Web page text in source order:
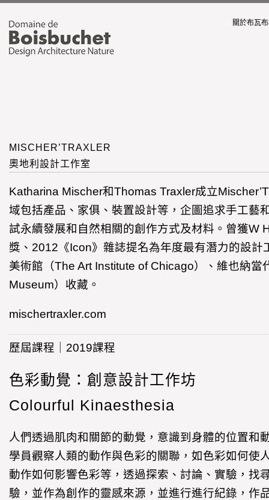
關於布瓦
MISCHER’TRAXLER
奧地利設計工作室
Katharina Mischer和Thomas Traxler成立
域包括產品、家俱、裝置設計等，企圖追求手工藝
試永續發展和自然相關的創作方式及材料。曾獲W
獎、2012《Icon》雜誌提名為年度最有潛力的設計
美術館（The Art Institute of Chicago）、維也納當
Museum）收藏。
mischertraxler.com
歷屆課程｜2019課程
色彩動覺：創意設計工作坊
Colourful Kinaesthesia
人們透過肌肉和關節的動覺，意識到身體的位置和
學員觀察人類的動作與色彩的關聯，如色彩如何使
動作如何影響色彩等，透過探索、討論、實驗，找
驗，並作為創作的靈感來源，並進行進行紀錄，作